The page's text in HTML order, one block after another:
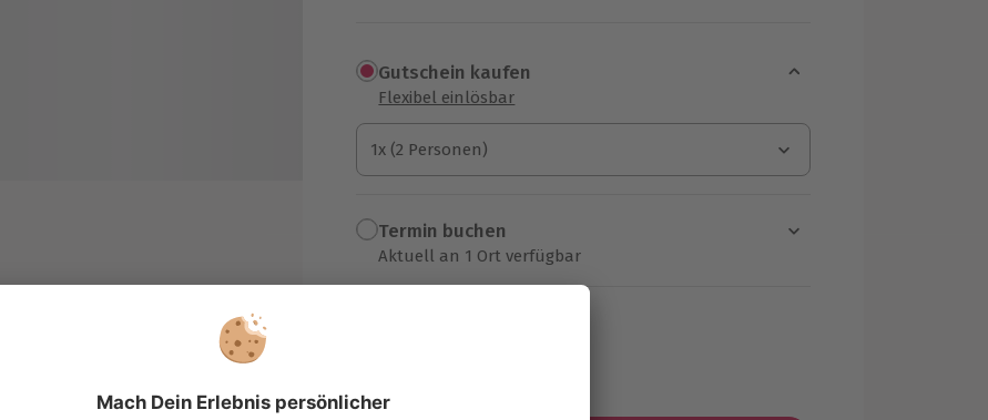
Gutschein kaufen
Flexibel einlösbar
1x (2 Personen)
1x (2 Personen)
1x (2 Personen)
Termin buchen
Aktuell an 1 Ort verfügbar
Wähle im nächsten Schritt einen Termin aus